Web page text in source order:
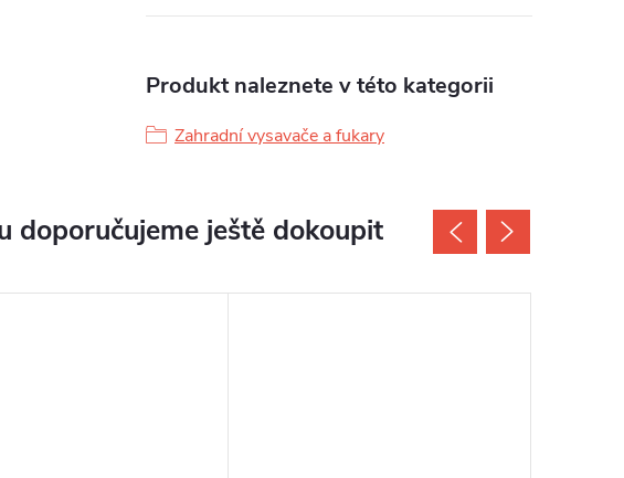
Produkt naleznete v této kategorii
Zahradní vysavače a fukary
doporučujeme ještě dokoupit